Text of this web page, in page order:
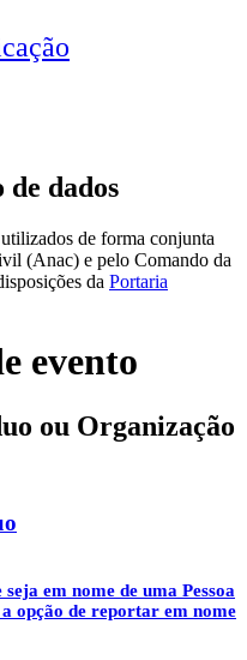
dados
de forma conjunta
(Anac) e pelo Comando da
da Portaria
evento
ou Organização
seja em nome de uma Pessoa
opção de reportar em nome